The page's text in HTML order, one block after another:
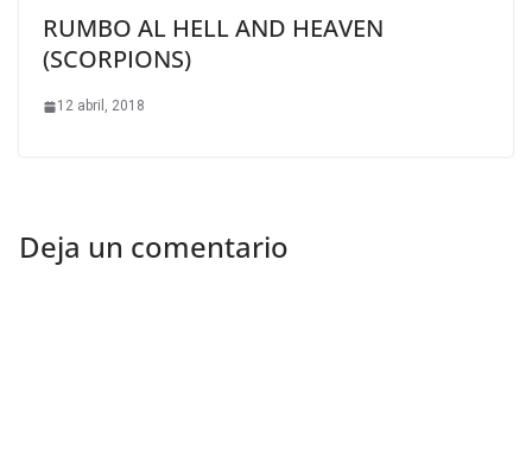
RUMBO AL HELL AND HEAVEN
(SCORPIONS)
12 abril, 2018
Deja un comentario